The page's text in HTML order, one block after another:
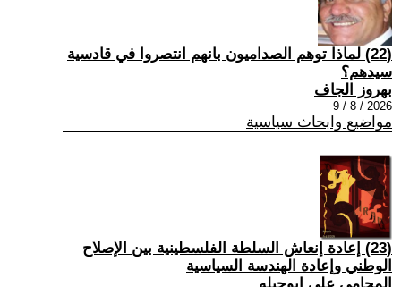
(22) ‏لماذا توهم الصداميون بانهم انتصروا في قادسية
سيدهم؟
بهروز الجاف
2026 / 8 / 9
مواضيع وابحاث سياسية
(23) إعادة إنعاش السلطة الفلسطينية بين الإصلاح
الوطني وإعادة الهندسة السياسية